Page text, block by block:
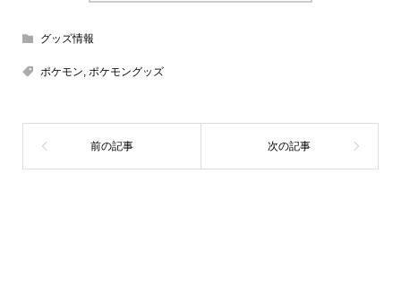
グッズ情報
ポケモン, ポケモングッズ